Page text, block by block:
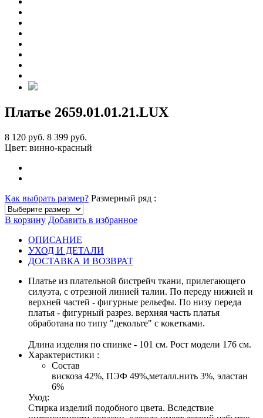
Платье 2659.01.01.21.LUX
8 120 руб. 8 399 руб.
Цвет: винно-красный
Как выбрать размер? Размерный ряд :
В корзину Добавить в избранное
ОПИСАНИЕ
УХОД И ДЕТАЛИ
ДОСТАВКА И ВОЗВРАТ
Платье из плательной бистрейч ткани, прилегающего
силуэта, с отрезной линией талии. По переду нижней и
верхней частей - фигурные рельефы. По низу переда
платья - фигурный разрез. верхняя часть платья
обработана по типу "декольте" с кокетками.
Длина изделия по спинке - 101 см. Рост модели 176 см.
Характеристики :
Состав
вискоза 42%, ПЭФ 49%,металл.нить 3%, эластан
6%
Уход:
Стирка изделий подобного цвета. Вследствие